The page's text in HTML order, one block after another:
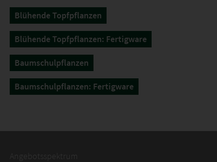
Blühende Topfpflanzen
Blühende Topfpflanzen: Fertigware
Baumschulpflanzen
Baumschulpflanzen: Fertigware
Angebotsspektrum